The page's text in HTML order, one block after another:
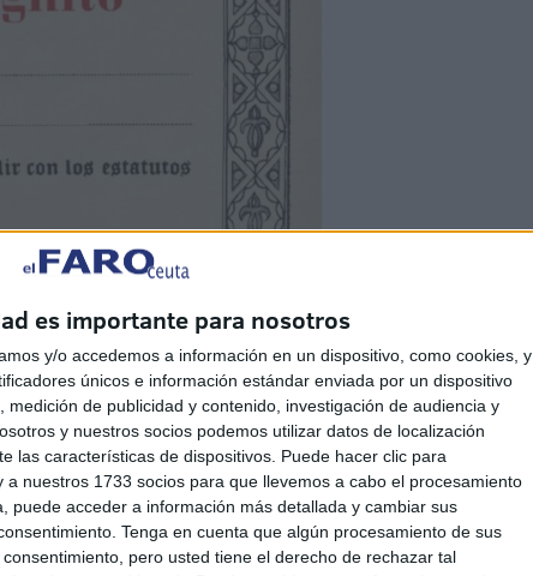
es importante para nosotros
y/o accedemos a información en un dispositivo, como cookies, y
únicos e información estándar enviada por un dispositivo
de publicidad y contenido, investigación de audiencia y
y nuestros socios podemos utilizar datos de localización
las características de dispositivos. Puede hacer clic para
nuestros 1733 socios para que llevemos a cabo el procesamiento
puede acceder a información más detallada y cambiar sus
Tenga en cuenta que algún procesamiento de sus
pero usted tiene el derecho de rechazar tal